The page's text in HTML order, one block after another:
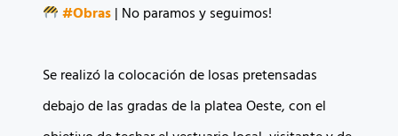
#Obras| No paramos y seguimos!
Se realizó la colocación de losas pretensadas
debajo de las gradas de la platea Oeste, con el